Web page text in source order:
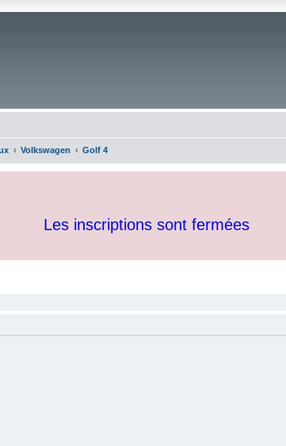
Volkswagen Golf 4
Les inscriptions sont fermées